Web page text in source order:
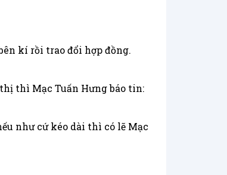
kí rồi trao đổi hợp đồng.
thì Mạc Tuấn Hưng báo tin:
như cứ kéo dài thì có lẽ Mạc